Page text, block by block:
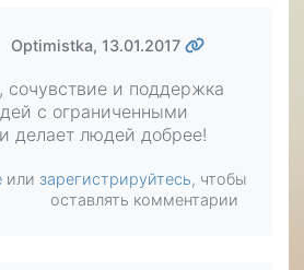
Optimistka, 13.01.2017
сочувствие и поддержка
с ограниченными
делает людей добрее!
или зарегистрируйтесь, чтобы
оставлять комментарии